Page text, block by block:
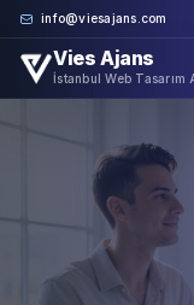
Skip to content
info@viesajans.com
Vies Ajans
İstanbul Web Tasarım